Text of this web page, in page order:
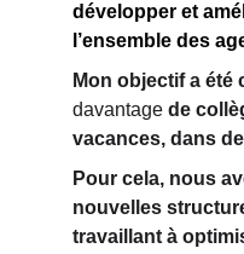
développer et
l’ensemble des
Mon objectif a été
davantage de
vacances, dans
Pour cela, nous
nouvelles
travaillant à